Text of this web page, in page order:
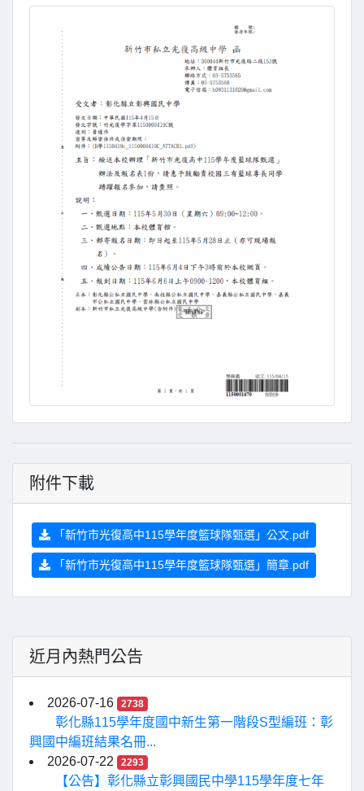
附件下載
「新竹市光復高中115學年度籃球隊甄選」公文.pdf
「新竹市光復高中115學年度籃球隊甄選」簡章.pdf
近月內熱門公告
2026-07-16 2738
彰化縣115學年度國中新生第一階段S型編班：彰
興國中編班結果名冊...
2026-07-22
2293
【公告】彰化縣立彰興國民中學115學年度七年